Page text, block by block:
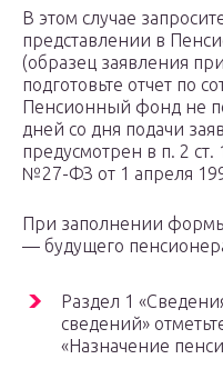
В этом случае
представлении в
(образец заявления
подготовьте отчет по
Пенсионный фонд не
дней со дня подачи
предусмотрен в п. 2
№27-ФЗ от 1 апреля
При заполнении
— будущего
Раздел 1
сведений»
«Назначение